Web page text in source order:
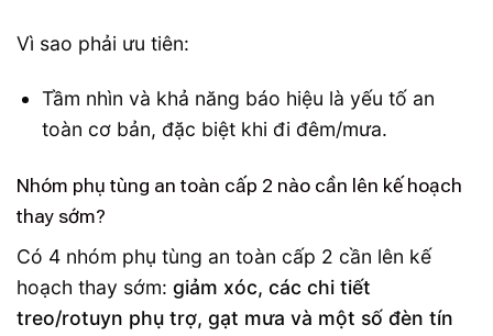
Vì sao phải ưu tiên:
Tầm nhìn và khả năng báo hiệu là yếu tố an
toàn cơ bản, đặc biệt khi đi đêm/mưa.
Nhóm phụ tùng an toàn cấp 2 nào cần lên kế hoạch
thay sớm?
Có 4 nhóm phụ tùng an toàn cấp 2 cần lên kế
hoạch thay sớm: giảm xóc, các chi tiết
treo/rotuyn phụ trợ, gạt mưa và một số đèn tín